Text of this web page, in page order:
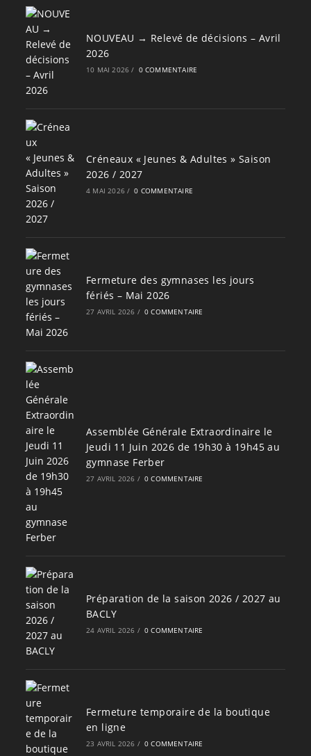
NOUVEAU → Relevé de décisions – Avril
2026
10 MAI 2026 / 0 COMMENTAIRE
Créneaux « Jeunes & Adultes » Saison
2026 / 2027
4 MAI 2026 / 0 COMMENTAIRE
Fermeture des gymnases les jours
fériés – Mai 2026
27 AVRIL 2026 / 0 COMMENTAIRE
Assemblée Générale Extraordinaire le
Jeudi 11 Juin 2026 de 19h30 à 19h45 au
gymnase Ferber
27 AVRIL 2026 / 0 COMMENTAIRE
Préparation de la saison 2026 / 2027 au
BACLY
24 AVRIL 2026 / 0 COMMENTAIRE
Fermeture temporaire de la boutique
en ligne
23 AVRIL 2026 / 0 COMMENTAIRE